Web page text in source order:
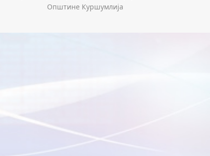
Општине Куршумлија